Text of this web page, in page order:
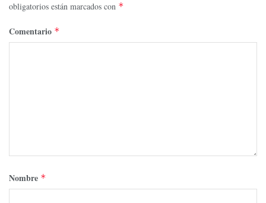
obligatorios están marcados con *
Comentario *
Nombre *